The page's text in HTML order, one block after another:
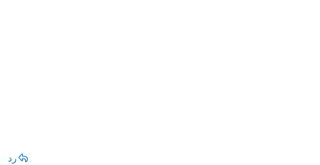
رد